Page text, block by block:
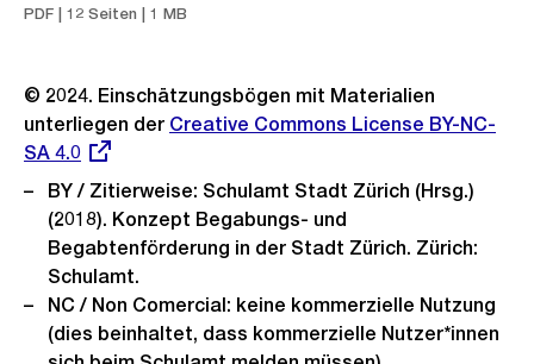
PDF | 12 Seiten | 1 MB
© 2024. Einschätzungsbögen mit Materialien
unterliegen der Externer
Creative Commons License BY-NC-
SA 4.0
BY / Zitierweise: Schulamt Stadt Zürich (Hrsg.)
(2018). Konzept Begabungs- und
Begabtenförderung in der Stadt Zürich. Zürich:
Schulamt.
NC / Non Comercial: keine kommerzielle Nutzung
(dies beinhaltet, dass kommerzielle Nutzer*innen